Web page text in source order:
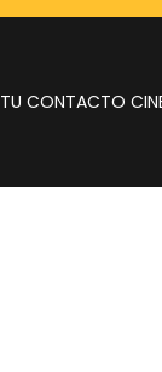
TU CONTACTO